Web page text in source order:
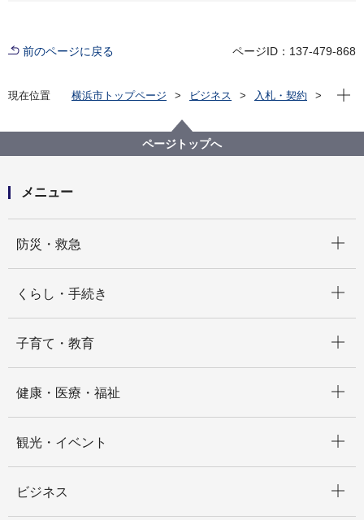
前のページに戻る ページID：137-479-868
現在位置 横浜市トップページ ビジネス
入札・契約
【入札結果掲載】【公募型指名競争入札】令和７年度
放課後キッズクラブの施設設備調査業務委託
現在
ページトップへ
メニュー
防災・救急
くらし・手続き
子育て・教育
健康・医療・福祉
観光・イベント
ビジネス